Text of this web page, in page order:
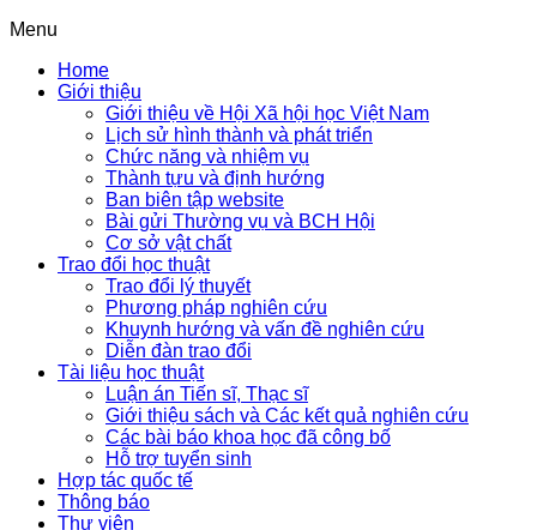
Menu
Home
Giới thiệu
Giới thiệu về Hội Xã hội học Việt Nam
Lịch sử hình thành và phát triển
Chức năng và nhiệm vụ
Thành tựu và định hướng
Ban biên tập website
Bài gửi Thường vụ và BCH Hội
Cơ sở vật chất
Trao đổi học thuật
Trao đổi lý thuyết
Phương pháp nghiên cứu
Khuynh hướng và vấn đề nghiên cứu
Diễn đàn trao đổi
Tài liệu học thuật
Luận án Tiến sĩ, Thạc sĩ
Giới thiệu sách và Các kết quả nghiên cứu
Các bài báo khoa học đã công bố
Hỗ trợ tuyển sinh
Hợp tác quốc tế
Thông báo
Thư viện